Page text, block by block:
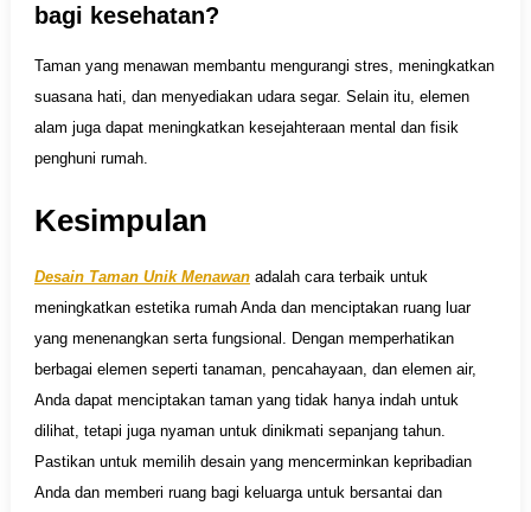
bagi kesehatan?
Taman yang menawan membantu mengurangi stres, meningkatkan
suasana hati, dan menyediakan udara segar. Selain itu, elemen
alam juga dapat meningkatkan kesejahteraan mental dan fisik
penghuni rumah.
Kesimpulan
Desain Taman Unik Menawanadalah cara terbaik untuk
meningkatkan estetika rumah Anda dan menciptakan ruang luar
yang menenangkan serta fungsional. Dengan memperhatikan
berbagai elemen seperti tanaman, pencahayaan, dan elemen air,
Anda dapat menciptakan taman yang tidak hanya indah untuk
dilihat, tetapi juga nyaman untuk dinikmati sepanjang tahun.
Pastikan untuk memilih desain yang mencerminkan kepribadian
Anda dan memberi ruang bagi keluarga untuk bersantai dan